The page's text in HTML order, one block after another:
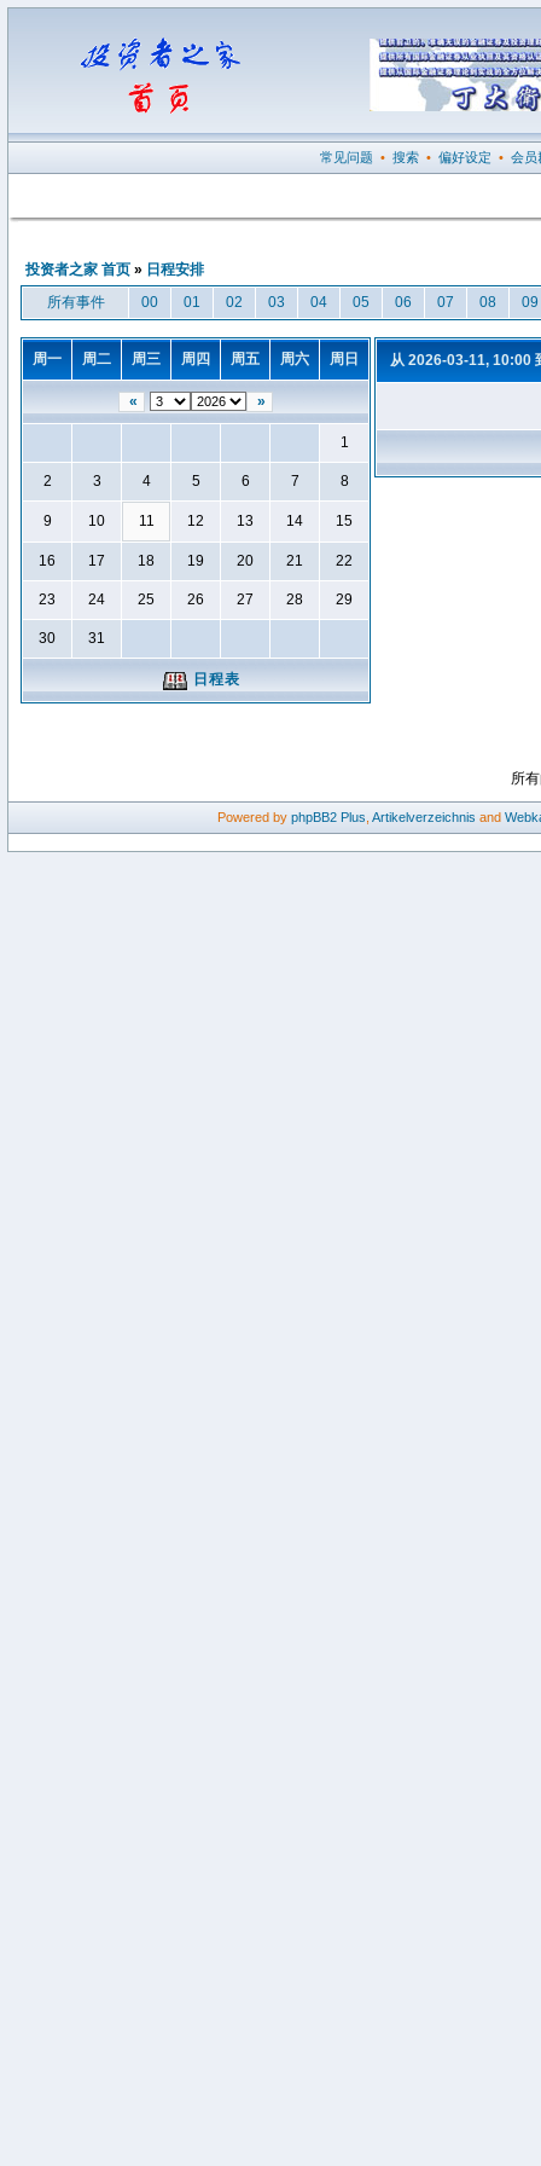
常见问题 • 搜索 • 偏好设定 • 会员
投资者之家 首页 » 日程安排
所有事件
00 01 02 03 04 05 06 07 08 09
周一 周二 周三 周四 周五 周六 周日
« »
1
2 3 4 5 6 7 8
9 10 11 12 13 14 15
16 17 18 19 20 21 22
23 24 25 26 27 28 29
30 31
日程表
从 2026-03-11, 10:00
所
Powered by phpBB2 Plus Artikelverzeichnis and